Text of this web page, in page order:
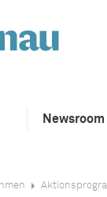
Newsroom